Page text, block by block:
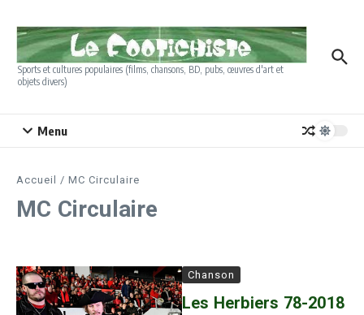
Sports et cultures populaires (films, chansons, BD, pubs, œuvres d'art et
objets divers)
Menu
Accueil / MC Circulaire
MC Circulaire
Chanson
Les Herbiers 78-2018